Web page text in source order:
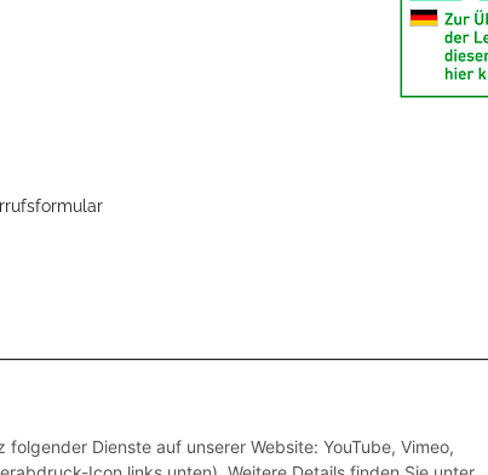
Dienste auf unserer Website: YouTube, Vimeo,